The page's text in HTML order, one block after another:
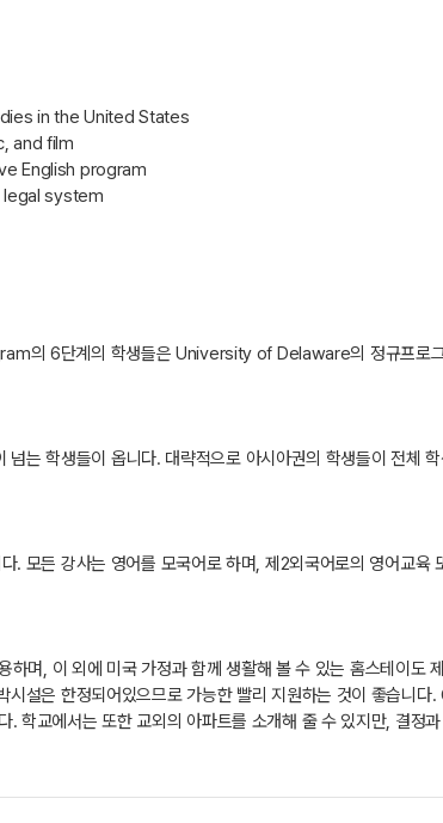
in the United States
and film
English program
legal system
6단계의 학생들은 University of Delaware의 정규프로그
는 학생들이 옵니다. 대략적으로 아시아권의 학생들이 전
. 모든 강사는 영어를 모국어로 하며, 제2외국어로의 영어교
하며, 이 외에 미국 가정과 함께 생활해 볼 수 있는 홈스테이
시설은 한정되어있으므로 가능한 빨리 지원하는 것이 좋습
. 학교에서는 또한 교외의 아파트를 소개해 줄 수 있지만, 결